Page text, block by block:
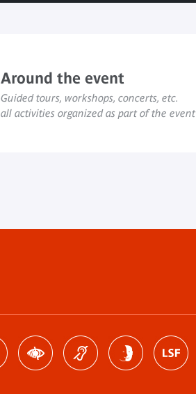
Around the event
Guided tours, workshops, concerts, etc.
all activities organized as part of the event